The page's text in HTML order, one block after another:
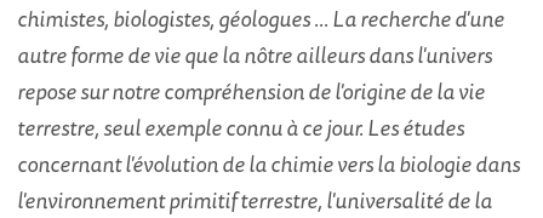
chimistes, biologistes, géologues ... La recherche d'une
autre forme de vie que la nôtre ailleurs dans l'univers
repose sur notre compréhension de l'origine de la vie
terrestre, seul exemple connu à ce jour. Les études
concernant l'évolution de la chimie vers la biologie dans
l'environnement primitif terrestre, l'universalité de la